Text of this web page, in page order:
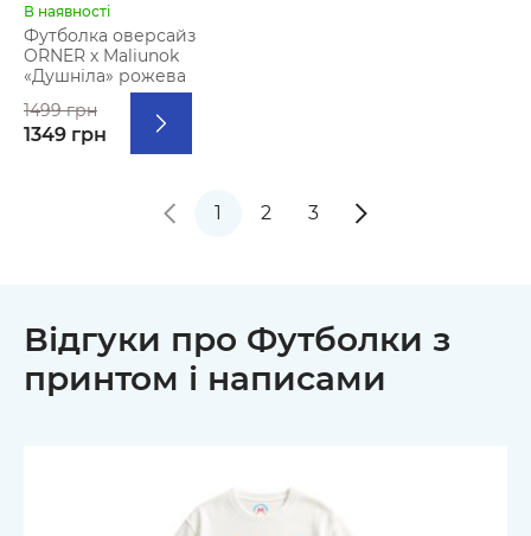
В наявності
Футболка оверсайз
ORNER х Maliunok
«Душніла» рожева
1499 грн
1349 грн
1 2 3
Відгуки про Футболки з
принтом і написами